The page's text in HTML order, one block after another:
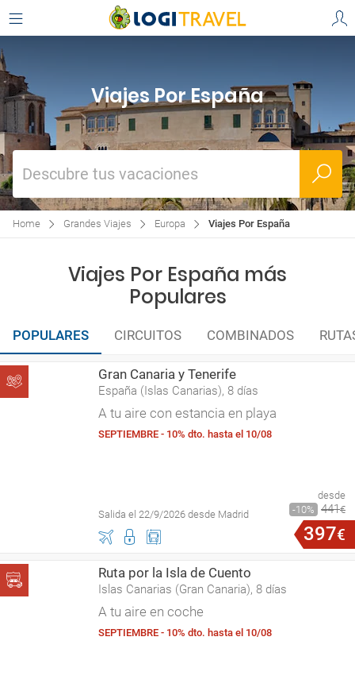
Viajes Por España
Descubre tus vacaciones
Home Grandes Viajes Europa Viajes Por España
Viajes Por España más
Populares
POPULARES CIRCUITOS COMBINADOS
Gran Canaria y Tenerife
España (Islas Canarias), 8 días
A tu aire con estancia en playa
SEPTIEMBRE - 10% dto. hasta el 10/08
Salida el 22/9/2026 desde Madrid
desde
10
441€
397€
Ruta por la Isla de Cuento
Islas Canarias (Gran Canaria), 8 días
A tu aire en coche
SEPTIEMBRE - 10% dto. hasta el 10/08